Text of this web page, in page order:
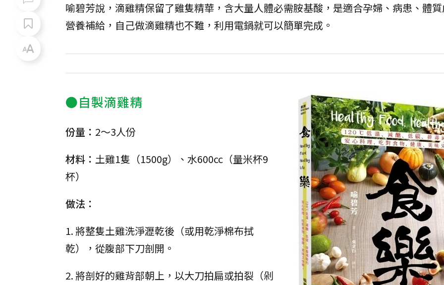
喻碧芳說，滴雞精保留了雞隻精華，含大量人體必需胺基酸，是適合孕婦、病患、體
營養補給，自己做滴雞精也不難，利用電鍋就可以簡單完成。
●自製滴雞精
份量： 2～3人份
材料： 土雞1隻（1500g）、水600cc（量米杯9
杯）
做法：
1. 將整隻土雞洗淨瀝乾後（或用乾淨棉布拭
乾），從腹部下刀剖開。
2. 將剖好的雞背部朝上，以大刀拍扁或拍裂（剁